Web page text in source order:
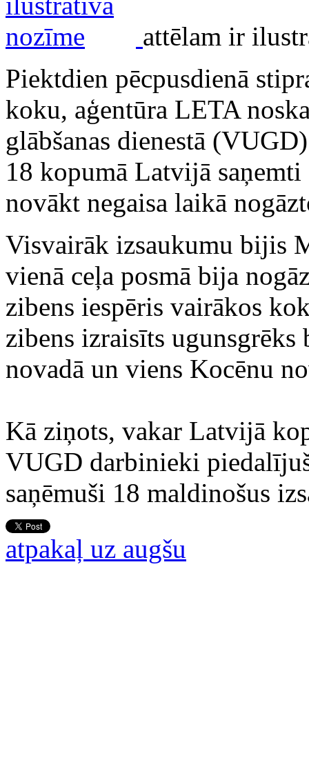
attēlam ir
Piektdien pēcpusdienā
koku, aģentūra LETA
glābšanas dienestā
18 kopumā Latvijā
novākt negaisa laikā
Visvairāk izsaukumu bijis
vienā ceļa posmā bija
zibens iespēris vairākos
zibens izraisīts
novadā un viens Kocēnu
Kā ziņots, vakar Latvijā
VUGD darbinieki
saņēmuši 18 maldinošus
atpakaļ uz augšu